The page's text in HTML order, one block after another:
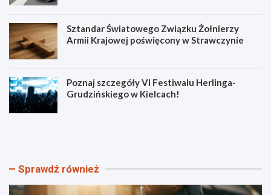
Sztandar Światowego Związku Żołnierzy
Armii Krajowej poświęcony w Strawczynie
Poznaj szczegóły VI Festiwalu Herlinga-
Grudzińskiego w Kielcach!
O
j
N
c
e
Sprawdź również